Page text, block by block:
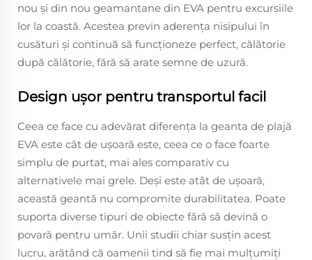
nou și din nou geamantane din EVA pentru excursiile
lor la coastă. Acestea previn aderența nisipului în
cusături și continuă să funcționeze perfect, călătorie
după călătorie, fără să arate semne de uzură.
Design ușor pentru transportul facil
Ceea ce face cu adevărat diferența la geanta de plajă
EVA este cât de ușoară este, ceea ce o face foarte
simplu de purtat, mai ales comparativ cu
alternativele mai grele. Deși este atât de ușoară,
această geantă nu compromite durabilitatea. Poate
suporta diverse tipuri de obiecte fără să devină o
povară pentru umăr. Unii studii chiar susțin acest
lucru, arătând că oamenii tind să fie mai mulțumiți